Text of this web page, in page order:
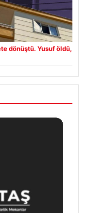
dönüştü. Yusuf öldü,